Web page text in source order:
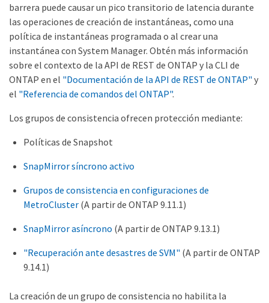
barrera puede causar un pico transitorio de latencia durante
las operaciones de creación de instantáneas, como una
política de instantáneas programada o al crear una
instantánea con System Manager. Obtén más información
sobre el contexto de la API de REST de ONTAP y la CLI de
ONTAP en el "Documentación de la API de REST de ONTAP" y
el "Referencia de comandos del ONTAP".
Los grupos de consistencia ofrecen protección mediante:
Políticas de Snapshot
SnapMirror síncrono activo
Grupos de consistencia en configuraciones de
MetroCluster (A partir de ONTAP 9.11.1)
SnapMirror asíncrono (A partir de ONTAP 9.13.1)
"Recuperación ante desastres de SVM" (A partir de ONTAP
9.14.1)
La creación de un grupo de consistencia no habilita la